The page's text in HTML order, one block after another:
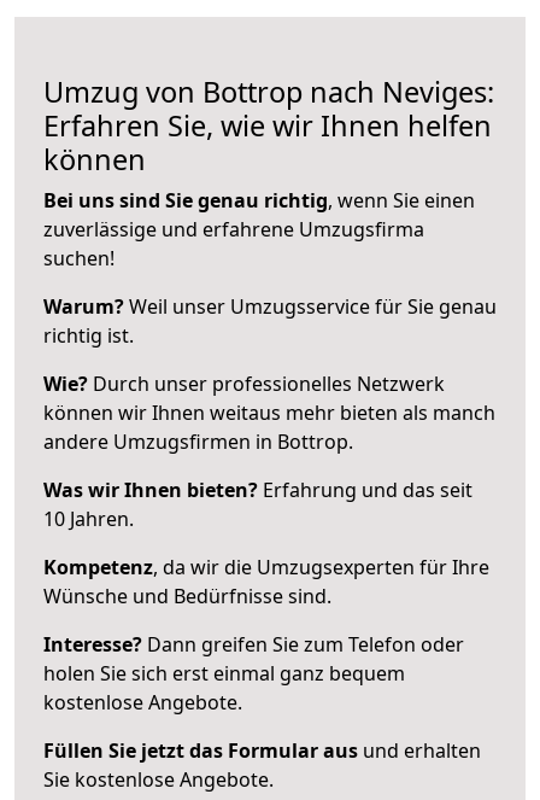
Umzug von Bottrop nach Neviges:
Erfahren Sie, wie wir Ihnen helfen
können
Bei uns sind Sie genau richtig, wenn Sie einen
zuverlässige und erfahrene Umzugsfirma
suchen!
Warum?Weil unser Umzugsservice für Sie genau
richtig ist.
Wie? Durch unser professionelles Netzwerk
können wir Ihnen weitaus mehr bieten als manch
andere Umzugsfirmen in Bottrop.
Was wir Ihnen bieten? Erfahrung und das seit
10 Jahren.
Kompetenz, da wir die Umzugsexperten für Ihre
Wünsche und Bedürfnisse sind.
Interesse? Dann greifen Sie zum Telefon oder
holen Sie sich erst einmal ganz bequem
kostenlose Angebote.
Füllen Sie jetzt das Formular aus und erhalten
Sie kostenlose Angebote.